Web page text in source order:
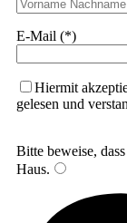
E-Mail (*)
Hiermit
gelesen und
Bitte beweise,
Haus.